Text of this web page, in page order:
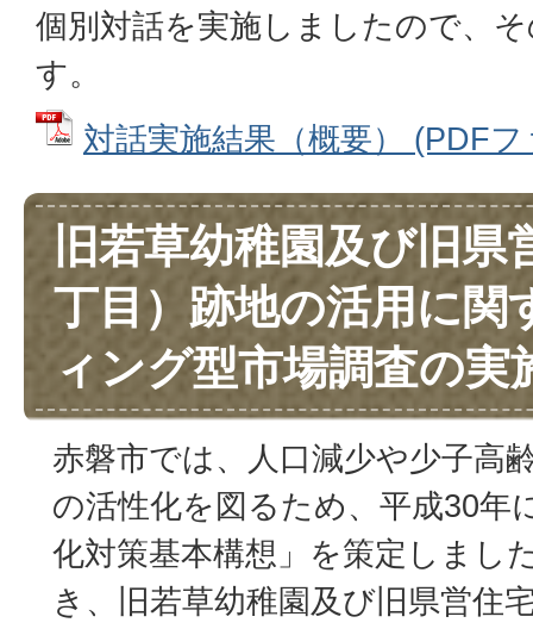
個別対話を実施しましたので、
す。
対話実施結果（概要） (PDF
旧若草幼稚園及び旧県
丁目）跡地の活用に関
ィング型市場調査の実
赤磐市では、人口減少や少子高
の活性化を図るため、平成30年
化対策基本構想」を策定しまし
き、旧若草幼稚園及び旧県営住